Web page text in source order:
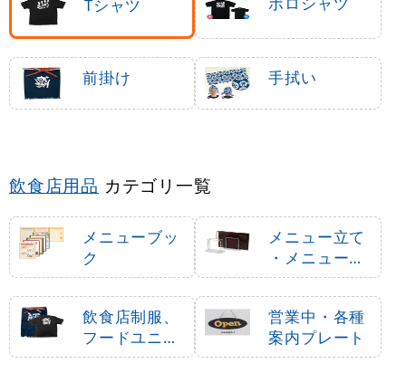
Tシャツ
前掛け 手拭い
飲食店用品 カテゴリ一覧
メニューブッ
ク
メニュー立て
・メニュース
タンド
飲食店制服、
フードユニフ
ォーム
営業中・各種
案内プレート